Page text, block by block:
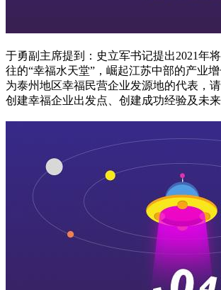
于勇副主席提到：史立军书记提出2021年
往的“幸福水天堂”，崛起江苏中部的产业
为泰州地区幸福民营企业发源地的代表，
创建幸福企业出发点、创建成功经验及未来